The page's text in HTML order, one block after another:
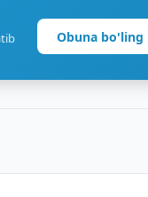
Obuna bo'ling